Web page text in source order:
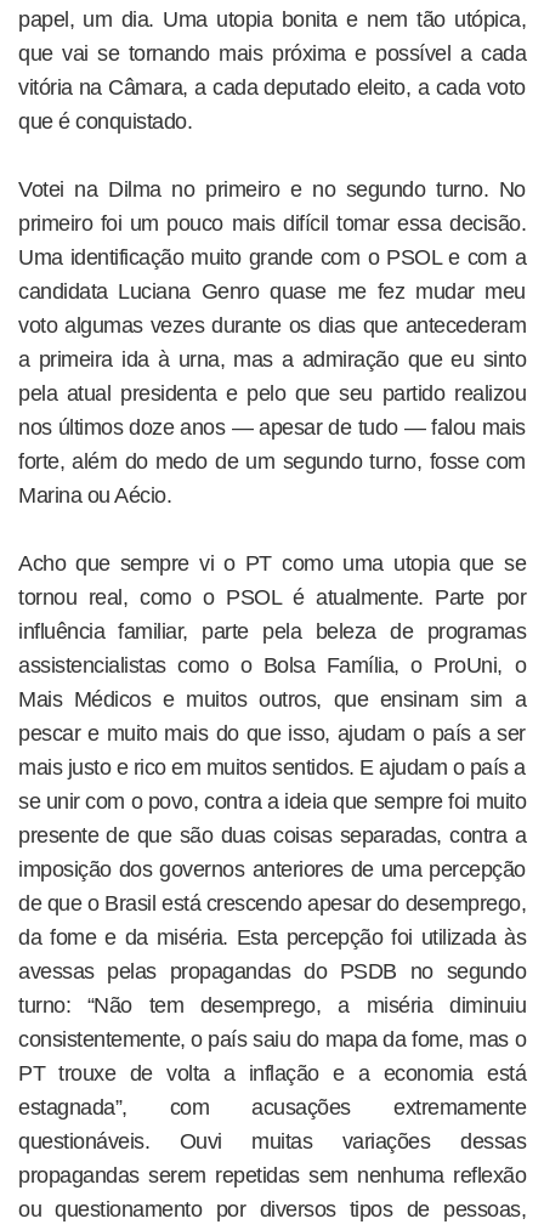
papel, um dia. Uma utopia bonita e nem tão utópica,
que vai se tornando mais próxima e possível a cada
vitória na Câmara, a cada deputado eleito, a cada voto
que é conquistado.
Votei na Dilma no primeiro e no segundo turno. No
primeiro foi um pouco mais difícil tomar essa decisão.
Uma identificação muito grande com o PSOL e com a
candidata Luciana Genro quase me fez mudar meu
voto algumas vezes durante os dias que antecederam
a primeira ida à urna, mas a admiração que eu sinto
pela atual presidenta e pelo que seu partido realizou
nos últimos doze anos — apesar de tudo — falou mais
forte, além do medo de um segundo turno, fosse com
Marina ou Aécio.
Acho que sempre vi o PT como uma utopia que se
tornou real, como o PSOL é atualmente. Parte por
influência familiar, parte pela beleza de programas
assistencialistas como o Bolsa Família, o ProUni, o
Mais Médicos e muitos outros, que ensinam sim a
pescar e muito mais do que isso, ajudam o país a ser
mais justo e rico em muitos sentidos. E ajudam o país a
se unir com o povo, contra a ideia que sempre foi muito
presente de que são duas coisas separadas, contra a
imposição dos governos anteriores de uma percepção
de que o Brasil está crescendo apesar do desemprego,
da fome e da miséria. Esta percepção foi utilizada às
avessas pelas propagandas do PSDB no segundo
turno: “Não tem desemprego, a miséria diminuiu
consistentemente, o país saiu do mapa da fome, mas o
PT trouxe de volta a inflação e a economia está
estagnada”, com acusações extremamente
questionáveis. Ouvi muitas variações dessas
propagandas serem repetidas sem nenhuma reflexão
ou questionamento por diversos tipos de pessoas,